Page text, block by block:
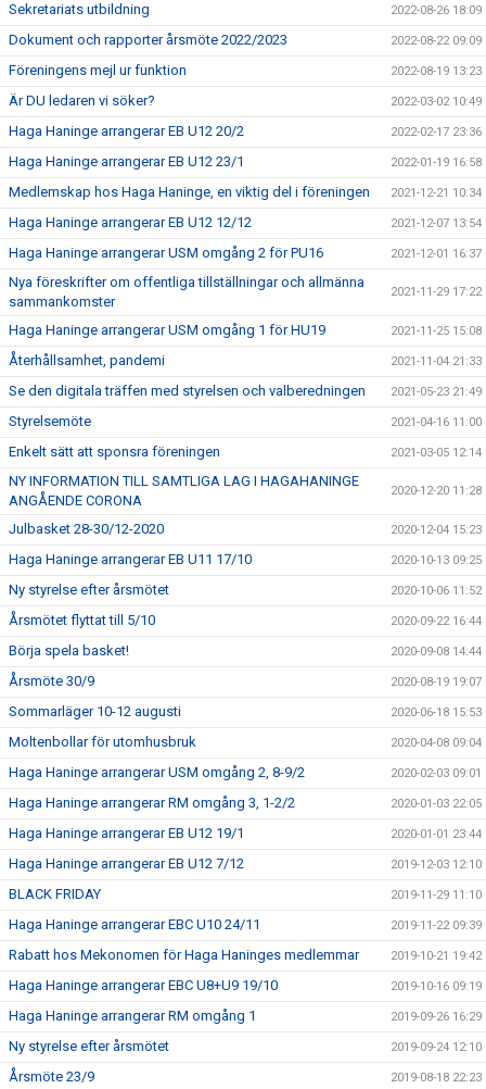
Sekretariats utbildning 2022-08-26 18:09
Dokument och rapporter årsmöte 2022/2023 2022-08-22 09:09
Föreningens mejl ur funktion 2022-08-19 13:23
Är DU ledaren vi söker? 2022-03-02 10:49
Haga Haninge arrangerar EB U12 20/2 2022-02-17 23:36
Haga Haninge arrangerar EB U12 23/1 2022-01-19 16:58
Medlemskap hos Haga Haninge, en viktig del i föreningen 2021-12-21 10:34
Haga Haninge arrangerar EB U12 12/12 2021-12-07 13:54
Haga Haninge arrangerar USM omgång 2 för PU16 2021-12-01 16:37
Nya föreskrifter om offentliga tillställningar och allmänna
sammankomster
2021-11-29 17:22
Haga Haninge arrangerar USM omgång 1 för HU19 2021-11-25 15:08
Återhållsamhet, pandemi 2021-11-04 21:33
Se den digitala träffen med styrelsen och valberedningen 2021-05-23 21:49
Styrelsemöte 2021-04-16 11:00
Enkelt sätt att sponsra föreningen 2021-03-05 12:14
NY INFORMATION TILL SAMTLIGA LAG I HAGAHANINGE
ANGÅENDE CORONA
2020-12-20 11:28
Julbasket 28-30/12-2020 2020-12-04 15:23
Haga Haninge arrangerar EB U11 17/10 2020-10-13 09:25
Ny styrelse efter årsmötet 2020-10-06 11:52
Årsmötet flyttat till 5/10 2020-09-22 16:44
Börja spela basket! 2020-09-08 14:44
Årsmöte 30/9 2020-08-19 19:07
Sommarläger 10-12 augusti 2020-06-18 15:53
Moltenbollar för utomhusbruk 2020-04-08 09:04
Haga Haninge arrangerar USM omgång 2, 8-9/2 2020-02-03 09:01
Haga Haninge arrangerar RM omgång 3, 1-2/2 2020-01-03 22:05
Haga Haninge arrangerar EB U12 19/1 2020-01-01 23:44
Haga Haninge arrangerar EB U12 7/12 2019-12-03 12:10
BLACK FRIDAY 2019-11-29 11:10
Haga Haninge arrangerar EBC U10 24/11 2019-11-22 09:39
Rabatt hos Mekonomen för Haga Haninges medlemmar 2019-10-21 19:42
Haga Haninge arrangerar EBC U8+U9 19/10 2019-10-16 09:19
Haga Haninge arrangerar RM omgång 1 2019-09-26 16:29
Ny styrelse efter årsmötet 2019-09-24 12:10
Årsmöte 23/9 2019-08-18 22:23